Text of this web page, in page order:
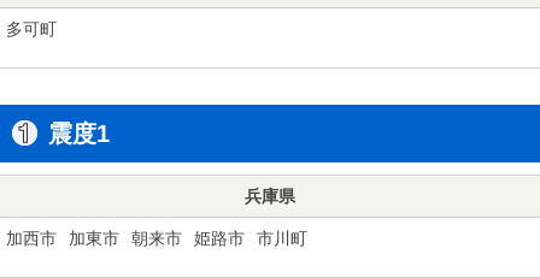
多可町
震度1
兵庫県
加西市 加東市 朝来市 姫路市 市川町